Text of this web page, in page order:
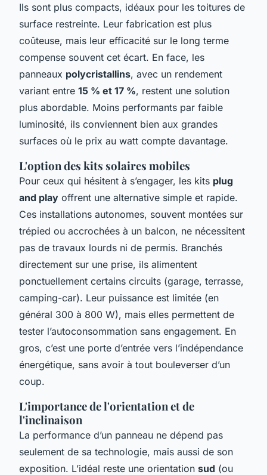
Ils sont plus compacts, idéaux pour les toitures de
surface restreinte. Leur fabrication est plus
coûteuse, mais leur efficacité sur le long terme
compense souvent cet écart. En face, les
panneaux polycristallins, avec un rendement
variant entre 15 % et 17 %, restent une solution
plus abordable. Moins performants par faible
luminosité, ils conviennent bien aux grandes
surfaces où le prix au watt compte davantage.
L'option des kits solaires mobiles
Pour ceux qui hésitent à s’engager, les kits plug
and play offrent une alternative simple et rapide.
Ces installations autonomes, souvent montées sur
trépied ou accrochées à un balcon, ne nécessitent
pas de travaux lourds ni de permis. Branchés
directement sur une prise, ils alimentent
ponctuellement certains circuits (garage, terrasse,
camping-car). Leur puissance est limitée (en
général 300 à 800 W), mais elles permettent de
tester l’autoconsommation sans engagement. En
gros, c’est une porte d’entrée vers l’indépendance
énergétique, sans avoir à tout bouleverser d’un
coup.
L'importance de l'orientation et de
l'inclinaison
La performance d’un panneau ne dépend pas
seulement de sa technologie, mais aussi de son
exposition. L’idéal reste une orientation sud (ou